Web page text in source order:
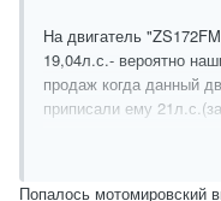
На двигатель
19,04л.с.- вероятно
продаж когда данный
приписали ему
набором его
Попалось мотомировский